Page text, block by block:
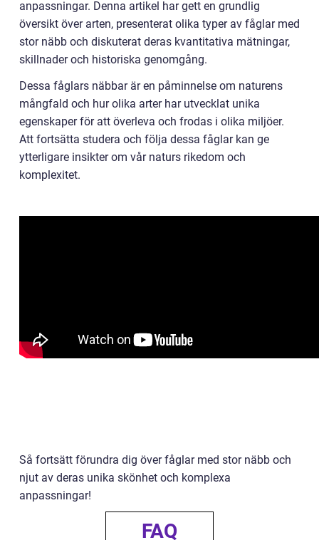
anpassningar. Denna artikel har gett en grundlig
översikt över arten, presenterat olika typer av fåglar med
stor näbb och diskuterat deras kvantitativa mätningar,
skillnader och historiska genomgång.
Dessa fåglars näbbar är en påminnelse om naturens
mångfald och hur olika arter har utvecklat unika
egenskaper för att överleva och frodas i olika miljöer.
Att fortsätta studera och följa dessa fåglar kan ge
ytterligare insikter om vår naturs rikedom och
komplexitet.
Så fortsätt förundra dig över fåglar med stor näbb och
njut av deras unika skönhet och komplexa
anpassningar!
FAQ